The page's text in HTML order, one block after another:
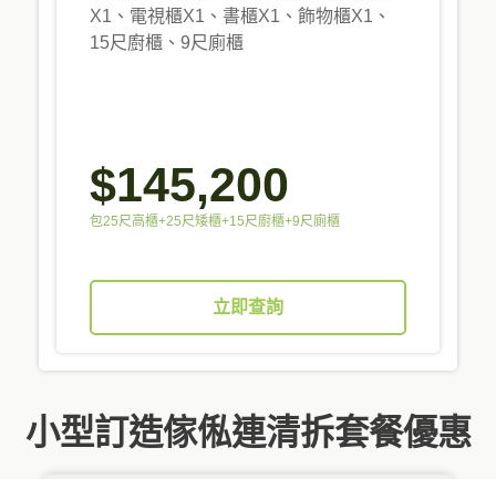
X1、電視櫃X1、書櫃X1、飾物櫃X1、
15尺廚櫃、9尺廁櫃
$145,200
包25尺高櫃+25尺矮櫃+15尺廚櫃+9尺廁櫃
立即查詢
小型訂造傢俬連清拆套餐優惠